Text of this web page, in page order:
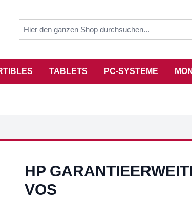
TABLETS PC-SYSTEME
HP
VOS